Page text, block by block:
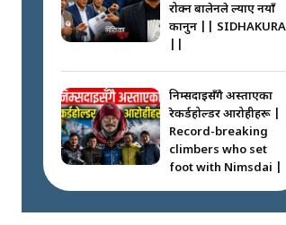
रोक्न बालेनले ल्याए नयाँ
कानुन || SIDHAKURA
निम्सदाइसँगै अस्ताएका
रेकर्डहोल्डर आरोहीहरू |
Record-breaking
climbers who set
foot with Nimsdai |